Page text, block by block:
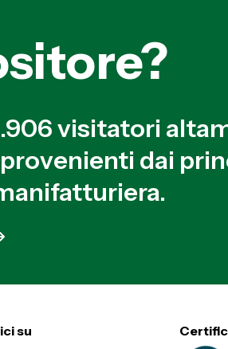
visitatori
dai
su